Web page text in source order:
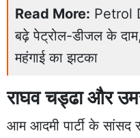
Read More: Petrol
बढ़े पेट्रोल-डीजल के
महंगाई का झटका
राघव चड्ढा और
आम आदमी पार्टी के सांसद